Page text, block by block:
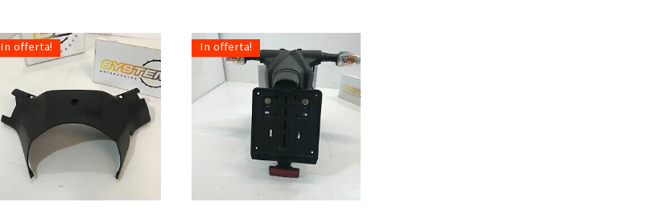
In offerta! In offerta!